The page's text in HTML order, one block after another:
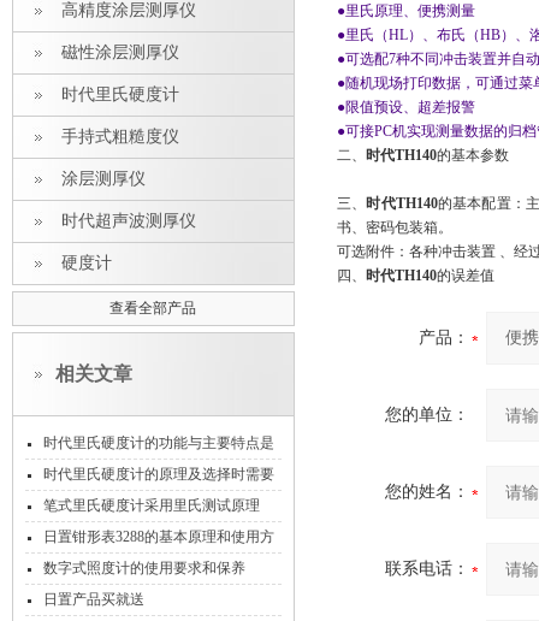
高精度涂层测厚仪
磁性涂层测厚仪
时代里氏硬度计
手持式粗糙度仪
涂层测厚仪
时代超声波测厚仪
硬度计
查看全部产品
相关文章
时代里氏硬度计的功能与主要特点是
怎样的
时代里氏硬度计的原理及选择时需要
注意这些特征
笔式里氏硬度计采用里氏测试原理
日置钳形表3288的基本原理和使用方
法
数字式照度计的使用要求和保养
日置产品买就送
●里氏原理、便携测量
●里氏（HL）、布氏（HB）、
●可选配7种不同冲击装置并自
●随机现场打印数据，可通过
●限值预设、超差报警
●可接PC机实现测量数据的归
二、 时代TH140的基本参数
三、 时代TH140的基本配置：
书、密码包装箱。
可选附件：各种冲击装置 、经
四、 时代TH140的误差值
产品：
您的单位：
您的姓名：
联系电话：